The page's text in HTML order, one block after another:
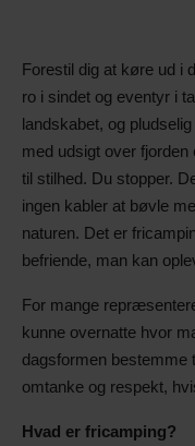
Forestil dig at køre ud i
ro i sindet og eventyr i
landskabet, og
med udsigt over
til stilhed. Du stopper.
ingen kabler at bøvle
naturen. Det er
befriende, man kan
For mange
kunne overnatte hvor
dagsformen
omtanke og respekt,
Hvad er fricamping?